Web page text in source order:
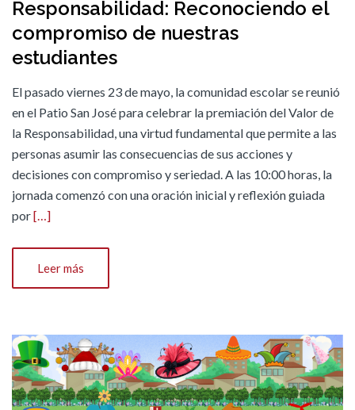
Responsabilidad: Reconociendo el
compromiso de nuestras
estudiantes
El pasado viernes 23 de mayo, la comunidad escolar se reunió
en el Patio San José para celebrar la premiación del Valor de
la Responsabilidad, una virtud fundamental que permite a las
personas asumir las consecuencias de sus acciones y
decisiones con compromiso y seriedad. A las 10:00 horas, la
jornada comenzó con una oración inicial y reflexión guiada
por[…]
Leer más